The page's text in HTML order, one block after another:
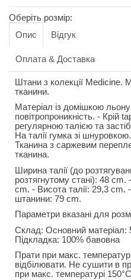
Оберіть розмір:
Опис Відгук
Оплата & Доставка
Штани з колекції Medicine.
тканини.
Матеріал із домішкою
повітропроникність. - Крій
регулярною талією та
На талії гумка зі шнуровкою.
Тканина з саржевим
тканина.
Ширина талії (до
розтягнутому стані): 48
cm. - Висота талії: 29,3
штанини: 79 cm.
Параметри вказані для
Склад: Основний матеріал:
Підкладка: 100% бавовна
Прати при макс.
відбілювати. Не сушити в
при макс. температурі